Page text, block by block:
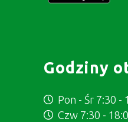
Godziny
Pon - Śr 7:30 -
Czw 7:30 -